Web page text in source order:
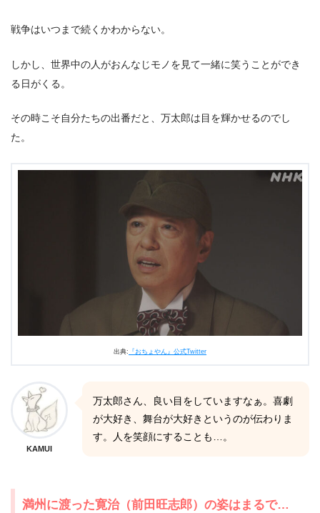
戦争はいつまで続くかわからない。
しかし、世界中の人がおんなじモノを見て一緒に笑うことができ
る日がくる。
その時こそ自分たちの出番だと、万太郎は目を輝かせるのでし
た。
出典: 『おちょやん』公式Twitter
KAMUI
万太郎さん、良い目をしていますなぁ。喜劇
が大好き、舞台が大好きというのが伝わりま
す。人を笑顔にすることも…。
満州に渡った寛治（前田旺志郎）の姿はまるで…